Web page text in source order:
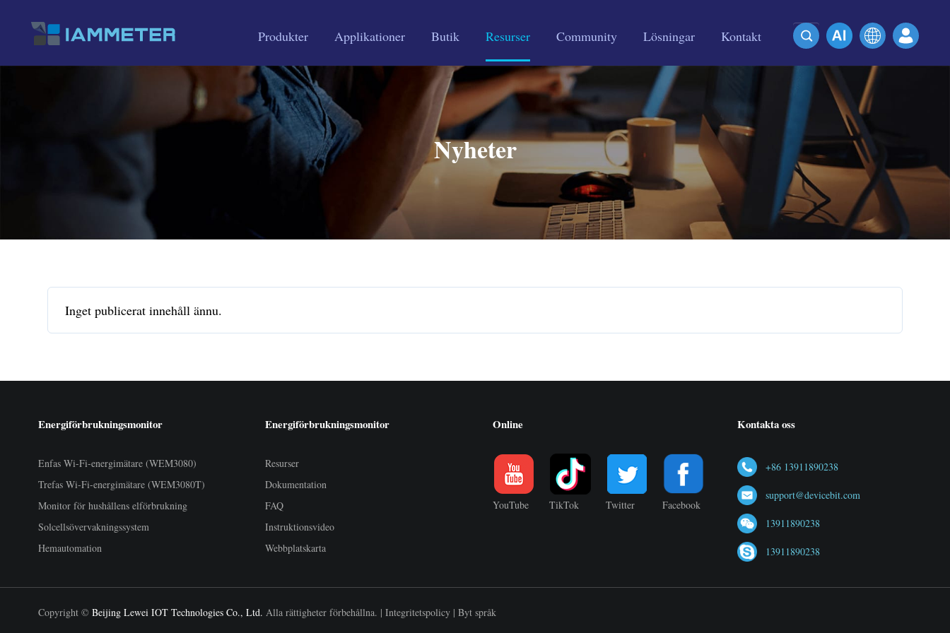
Produkter Applikationer Butik Resurser Community Lösningar Kontakt
Nyheter
Inget publicerat innehåll ännu.
Energiförbrukningsmonitor
Enfas Wi-Fi-energimätare (WEM3080)
Trefas Wi-Fi-energimätare (WEM3080T)
Monitor för hushållens elförbrukning
Solcellsövervakningssystem
Hemautomation
Energiförbrukningsmonitor
Resurser
Dokumentation
FAQ
Instruktionsvideo
Webbplatskarta
Online
YouTube TikTok Twitter Facebook
Kontakta oss
+86 13911890238
support@devicebit.com
13911890238
13911890238
Copyright © Beijing Lewei IOT Technologies Co., Ltd. Alla rättigheter förbehållna. | Integritetspolicy| Byt språk